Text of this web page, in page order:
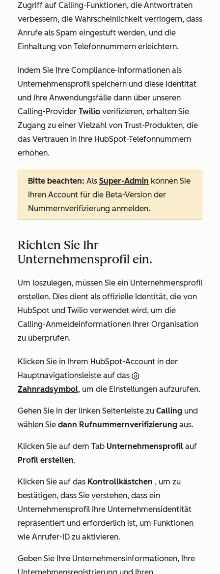
Zugriff auf Calling-Funktionen, die Antwortraten
verbessern, die Wahrscheinlichkeit verringern, dass
Anrufe als Spam eingestuft werden, und die
Einhaltung von Telefonnummern erleichtern.
Indem Sie Ihre Compliance-Informationen als
Unternehmensprofil speichern und diese Identität
und Ihre Anwendungsfälle dann über unseren
Calling-Provider Twilio verifizieren, erhalten Sie
Zugang zu einer Vielzahl von Trust-Produkten, die
das Vertrauen in Ihre HubSpot-Telefonnummern
erhöhen.
Bitte beachten: Als Super-Admin können Sie
Ihren Account für die Beta-Version der
Nummernverifizierung anmelden.
Richten Sie Ihr
Unternehmensprofil ein.
Um loszulegen, müssen Sie ein Unternehmensprofil
erstellen. Dies dient als offizielle Identität, die von
HubSpot und Twilio verwendet wird, um die
Calling-Anmeldeinformationen Ihrer Organisation
zu überprüfen.
Klicken Sie in Ihrem HubSpot-Account in der
Hauptnavigationsleiste auf das
Zahnradsymbol, um die Einstellungen aufzurufen.
Gehen Sie in der linken Seitenleiste zu Calling und
wählen Sie dann Rufnummernverifizierung aus.
Klicken Sie auf dem Tab Unternehmensprofil auf
Profil erstellen.
Klicken Sie auf das Kontrollkästchen , um zu
bestätigen, dass Sie verstehen, dass ein
Unternehmensprofil Ihre Unternehmensidentität
repräsentiert und erforderlich ist, um Funktionen
wie Anrufer-ID zu aktivieren.
Geben Sie Ihre Unternehmensinformationen, Ihre